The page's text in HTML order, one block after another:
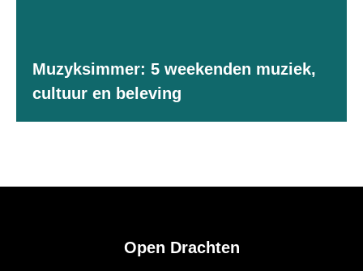
Muzyksimmer: 5 weekenden muziek,
cultuur en beleving
Open Drachten